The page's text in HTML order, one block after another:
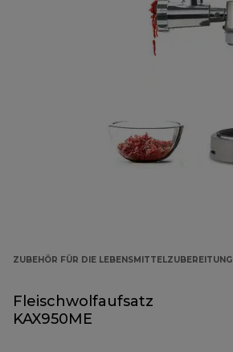
ZUBEHÖR FÜR DIE LEBENSMITTELZUBEREITUNG
Fleischwolfaufsatz
KAX950ME